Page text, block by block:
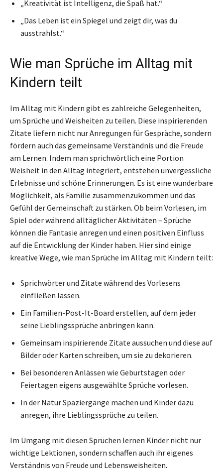
„Kreativität ist Intelligenz, die Spaß hat.“
„Das Leben ist ein Spiegel und zeigt dir, was du
ausstrahlst.“
Wie man Sprüche im Alltag mit
Kindern teilt
Im Alltag mit Kindern gibt es zahlreiche Gelegenheiten,
um Sprüche und Weisheiten zu teilen. Diese inspirierenden
Zitate liefern nicht nur Anregungen für Gespräche, sondern
fördern auch das gemeinsame Verständnis und die Freude
am Lernen. Indem man sprichwörtlich eine Portion
Weisheit in den Alltag integriert, entstehen unvergessliche
Erlebnisse und schöne Erinnerungen. Es ist eine wunderbare
Möglichkeit, als Familie zusammenzukommen und das
Gefühl der Gemeinschaft zu stärken. Ob beim Vorlesen, im
Spiel oder während alltäglicher Aktivitäten – Sprüche
können die Fantasie anregen und einen positiven Einfluss
auf die Entwicklung der Kinder haben. Hier sind einige
kreative Wege, wie man Sprüche im Alltag mit Kindern teilt:
Sprichwörter und Zitate während des Vorlesens
einfließen lassen.
Ein Familien-Post-It-Board erstellen, auf dem jeder
seine Lieblingssprüche anbringen kann.
Gemeinsam inspirierende Zitate aussuchen und diese auf
Bilder oder Karten schreiben, um sie zu dekorieren.
Bei besonderen Anlässen wie Geburtstagen oder
Feiertagen eigens ausgewählte Sprüche vorlesen.
In der Natur Spaziergänge machen und Kinder dazu
anregen, ihre Lieblingssprüche zu teilen.
Im Umgang mit diesen Sprüchen lernen Kinder nicht nur
wichtige Lektionen, sondern schaffen auch ihr eigenes
Verständnis von Freude und Lebensweisheiten.